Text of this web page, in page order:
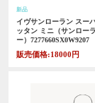
新品
イヴサンローラン スー
ッタン ミニ（サンロー
ー）7277660SX0W9207
販売価格:18000円